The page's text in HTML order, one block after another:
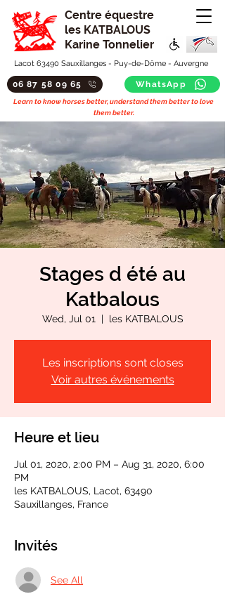
Centre équestre
les KATBALOUS
Karine Tonnelier
Lacot 63490 Sauxillanges - Puy-de-Dôme - Auvergne
06 87 58 09 65 WhatsApp
Learn to know horses better, understand them better to love
them better.
Stages d été au
Katbalous
Wed, Jul 01
  |
les KATBALOUS
Les inscriptions sont closes
Voir autres événements
Heure et lieu
Jul 01, 2020, 2:00 PM – Aug 31, 2020, 6:00
PM
les KATBALOUS, Lacot, 63490
Sauxillanges, France
Invités
See All